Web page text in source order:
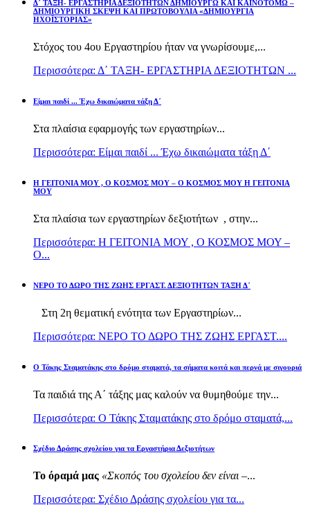
Δ΄ ΤΑΞΗ- ΕΡΓΑΣΤΗΡΙΑ ΔΕΞΙΟΤΗΤΩΝ ΔΗΜΙΟΥΡΓΩ ΚΑΙ ΚΑΙΝΟΤΟΜΩ –
ΔΗΜΙΟΥΡΓΙΚΗ ΣΚΕΨΗ ΚΑΙ ΠΡΩΤΟΒΟΥΛΙΑ «ΔΗΜΙΟΥΡΓΙΑ
ΗΧΟΪΣΤΟΡΙΑΣ»
Στόχος του 4ου Εργαστηρίου ήταν να γνωρίσουμε,...
Περισσότερα: Δ΄ ΤΑΞΗ- ΕΡΓΑΣΤΗΡΙΑ ΔΕΞΙΟΤΗΤΩΝ ...
Είμαι παιδί ... Έχω δικαιώματα τάξη Δ΄
Στα πλαίσια εφαρμογής των εργαστηρίων...
Περισσότερα: Είμαι παιδί ... Έχω δικαιώματα τάξη Δ΄
Η ΓΕΙΤΟΝΙΑ ΜΟΥ , Ο ΚΟΣΜΟΣ ΜΟΥ – Ο ΚΟΣΜΟΣ ΜΟΥ Η ΓΕΙΤΟΝΙΑ
ΜΟΥ
Στα πλαίσια των εργαστηρίων δεξιοτήτων , στην...
Περισσότερα: Η ΓΕΙΤΟΝΙΑ ΜΟΥ , Ο ΚΟΣΜΟΣ ΜΟΥ –
Ο...
ΝΕΡΟ ΤΟ ΔΩΡΟ ΤΗΣ ΖΩΗΣ ΕΡΓΑΣΤ. ΔΕΞΙΟΤΗΤΩΝ ΤΑΞΗ Δ΄
Στη 2η θεματική ενότητα των Εργαστηρίων...
Περισσότερα: ΝΕΡΟ ΤΟ ΔΩΡΟ ΤΗΣ ΖΩΗΣ ΕΡΓΑΣΤ....
Ο Τάκης Σταματάκης στο δρόμο σταματά, τα σήματα κοιτά και περνά με σιγουριά
Τα παιδιά της Α΄ τάξης μας καλούν να θυμηθούμε την...
Περισσότερα: Ο Τάκης Σταματάκης στο δρόμο σταματά,...
Σχέδιο Δράσης σχολείου για τα Εργαστήρια Δεξιοτήτων
Το όραμά μας «Σκοπός του σχολείου δεν είναι –...
Περισσότερα: Σχέδιο Δράσης σχολείου για τα...